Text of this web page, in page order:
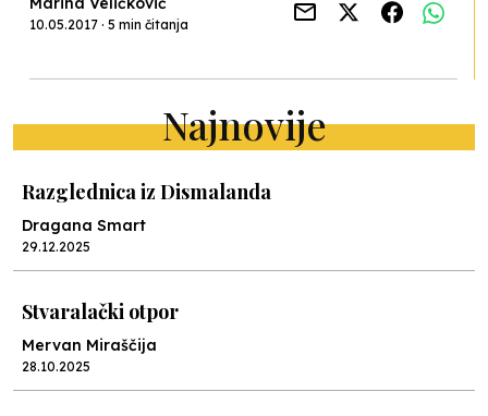
10.05.2017 · 5 min čitanja
Najnovije
Razglednica iz Dismalanda
Dragana Smart
29.12.2025
Stvaralački otpor
Mervan Miraščija
28.10.2025